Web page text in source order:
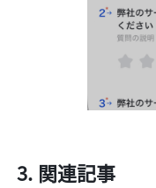
関連記事